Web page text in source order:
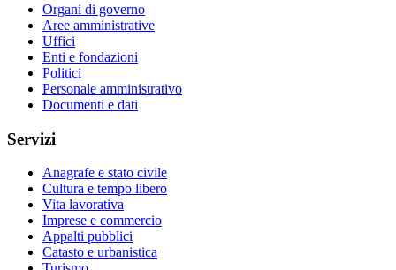
Organi di governo
Aree amministrative
Uffici
Enti e fondazioni
Politici
Personale amministrativo
Documenti e dati
Servizi
Anagrafe e stato civile
Cultura e tempo libero
Vita lavorativa
Imprese e commercio
Appalti pubblici
Catasto e urbanistica